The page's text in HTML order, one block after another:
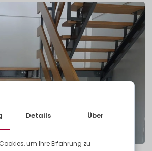
Details Über
um Ihre Erfahrung zu